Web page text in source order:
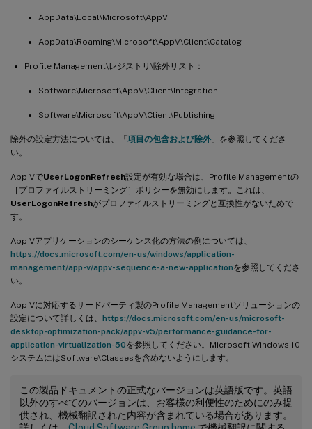
AppData\Local\Microsoft\AppV
AppData\Roaming\Microsoft\AppV\Client\Catalog
Profile Management\レジストリ\除外リスト：
Software\Microsoft\AppV\Client\Integration
Software\Microsoft\AppV\Client\Publishing
除外の設定方法については、「項目の包含および除外 」を参照してくださ
い。
App-VでUserLogonRefresh設定が有効な場合は、Profile Managementの
［プロファイルストリーミング］ポリシーを無効にします。これは、
UserLogonRefreshがプロファイルストリーミングと互換性がないためで
す。
App-Vアプリケーションのシーケンス化の方法の例については、
https://docs.microsoft.com/en-us/windows/application-
management/app-v/appv-sequence-a-new-applicationを参照してくださ
い。
App-Vに対応するサードパーティ製のProfile Managementソリューションの
設定について詳しくは、 https://docs.microsoft.com/en-us/microsoft-
desktop-optimization-pack/appv-v5/performance-guidance-for-
application-virtualization-50を参照してください。Microsoft Windows 10
システムにはSoftware\Classesを含めないようにします。
この製品ドキュメントの正式なバージョンは英語版です。英語
以外のすべてのバージョンは、お客様の利便性のためにのみ提
供され、機械翻訳された内容が含まれている場合があります。